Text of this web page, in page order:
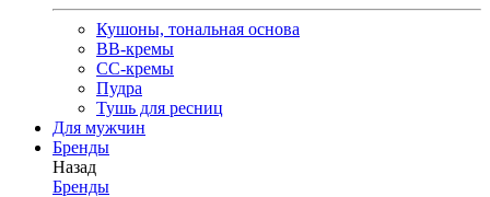
Кушоны, тональная основа
BB-кремы
CC-кремы
Пудра
Тушь для ресниц
Для мужчин
Бренды
Назад
Бренды